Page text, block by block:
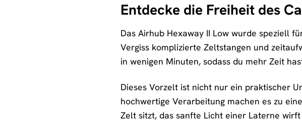
Entdecke die Freiheit des
Das Airhub Hexaway II Low wurde speziell
Vergiss komplizierte Zeltstangen und
in wenigen Minuten, sodass du mehr Zeit
Dieses Vorzelt ist nicht nur ein praktischer
hochwertige Verarbeitung machen es zu
Zelt sitzt, das sanfte Licht einer Laterne